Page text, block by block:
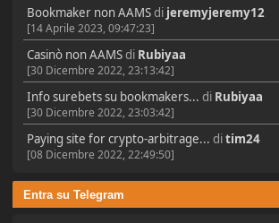
Bookmaker non AAMSdi jeremyjeremy12
[14 Aprile 2023, 09:47:23]
Casinò non AAMSdi Rubiyaa
[30 Dicembre 2022, 23:13:42]
Info surebets su bookmakers... di Rubiyaa
[30 Dicembre 2022, 23:03:42]
Paying site for crypto-arbitrage... ditim24
[08 Dicembre 2022, 22:49:50]
Entra su Telegram